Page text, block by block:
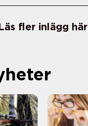
fler inlägg här